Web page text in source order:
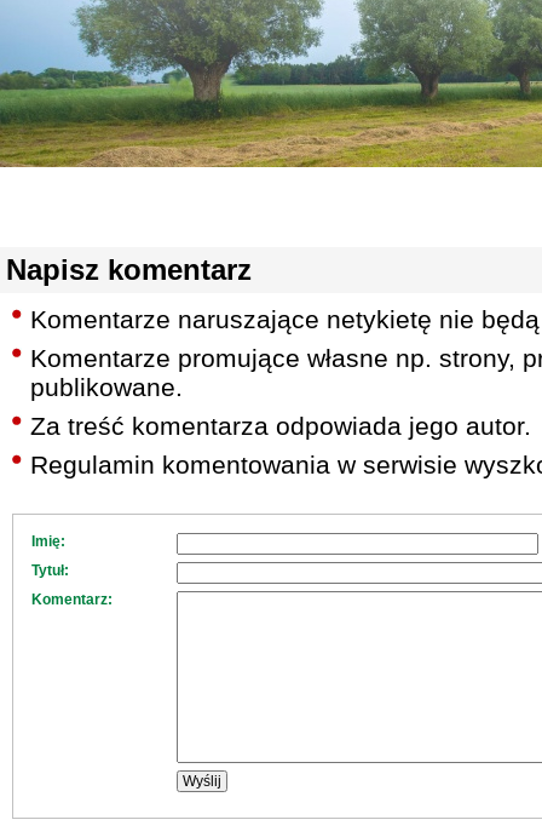
Napisz komentarz
Komentarze naruszające netykietę nie
Komentarze promujące własne np. strony,
publikowane.
Za treść komentarza odpowiada jego autor.
Regulamin komentowania w serwisie
Imię:
Tytuł:
Komentarz: